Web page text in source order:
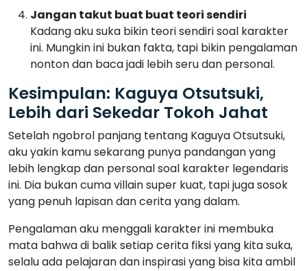
Setelah ngobrol panjang tentang Kaguya Otsutsuki,
aku yakin kamu sekarang punya pandangan yang
lebih lengkap dan personal soal karakter legendaris
ini. Dia bukan cuma villain super kuat, tapi juga sosok
yang penuh lapisan dan cerita yang dalam.
Pengalaman aku menggali karakter ini membuka
mata bahwa di balik setiap cerita fiksi yang kita suka,
selalu ada pelajaran dan inspirasi yang bisa kita ambil
untuk kehidupan sehari-hari. Jadi, jangan cuma lihat
Kaguya dari sisi kekuatannya saja, tapi juga dari sisi
emosional dan filosofisnya.
Kalau kamu masih penasaran dan ingin bahas lebih
dalam, aku selalu excited buat sharing lagi. Karena,
menurut aku, dunia Naruto itu gak pernah habis buat
dieksplorasi!